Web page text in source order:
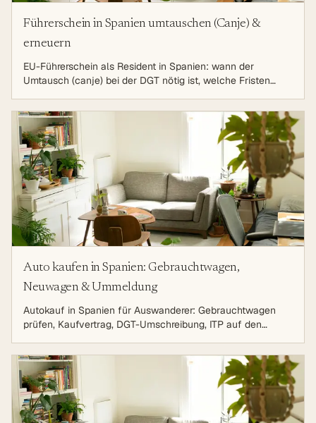
Führerschein in Spanien umtauschen (Canje) &
erneuern
EU-Führerschein als Resident in Spanien: wann der
Umtausch (canje) bei der DGT nötig ist, welche Fristen
Untersuchung.
Auto kaufen in Spanien: Gebrauchtwagen,
Neuwagen & Ummeldung
Autokauf in Spanien für Auswanderer: Gebrauchtwagen
prüfen, Kaufvertrag, DGT-Umschreibung, ITP auf den